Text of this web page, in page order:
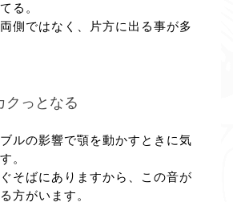
る。
側ではなく、片方に出る事が多
クっとなる
ルの影響で顎を動かすときに気
。
そばにありますから、この音が
方がいます。